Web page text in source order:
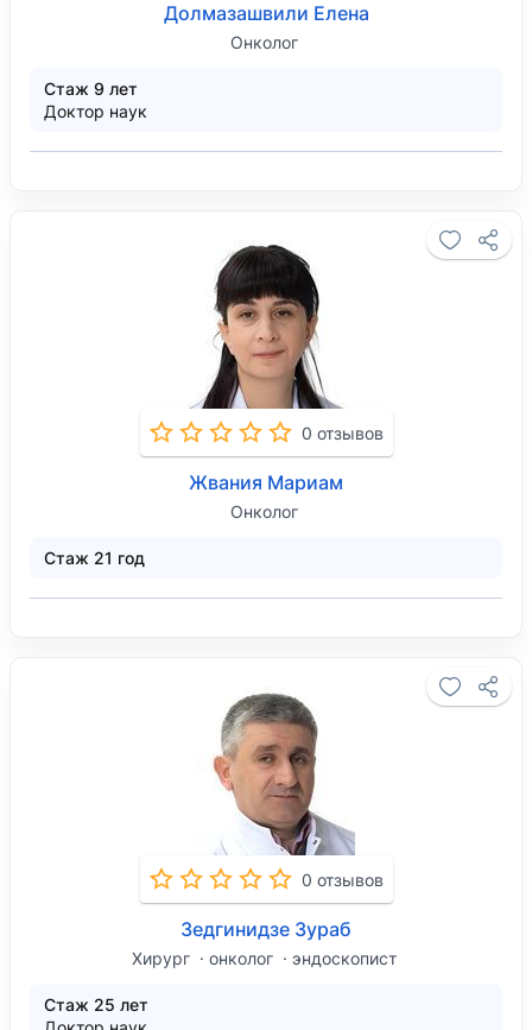
Долмазашвили Елена
Онколог
Стаж 9 лет
Доктор наук
0 отзывов
Жвания Мариам
Онколог
Стаж 21 год
0 отзывов
Зедгинидзе Зураб
Хирург онколог эндоскопист
Стаж 25 лет